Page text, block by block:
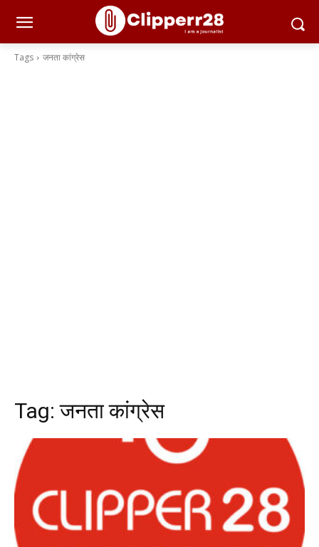
Tags जनता कांग्रेस
Tag:जनता कांग्रेस